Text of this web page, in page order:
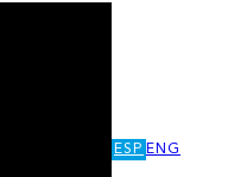
ESP ENG